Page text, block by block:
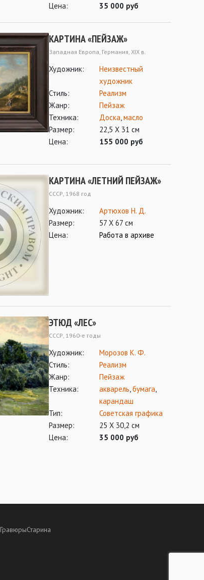
Цена:
35 000 руб
КАРТИНА «ПЕЙЗАЖ»
Западная Европа, Германия, XIX в.
Художник:
Неизвестный
художник
Стиль:
Реализм
Жанр:
Пейзаж
Техника:
Доска масло
Размер:
22,5 Х 31 см
Цена:
155 000 руб
КАРТИНА «ЛЕТНИЙ ПЕЙЗАЖ»
СССР, 1968 год
Художник:
Артюхов Н. Д.
Размер:
57 Х 67 см
Цена:
Работа в архиве
ЭТЮД «ЛЕС»
СССР, 1960-е годы
Художник:
Морозов К. Ф.
Стиль:
Реализм
Жанр:
Пейзаж
Техника:
акварель бумага
карандаш
Тип:
Советская графика
Размер:
25 X 30,2 см
Цена:
35 000 руб
ГравюрыСтарина